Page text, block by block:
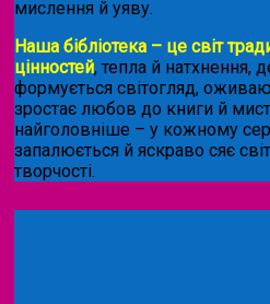
мислення й уяву.
Наша бібліотека – це світ
цінностей, тепла й натхнення,
формується світогляд,
зростає любов до книги й
найголовніше – у кожному
запалюється й яскраво сяє
творчості.